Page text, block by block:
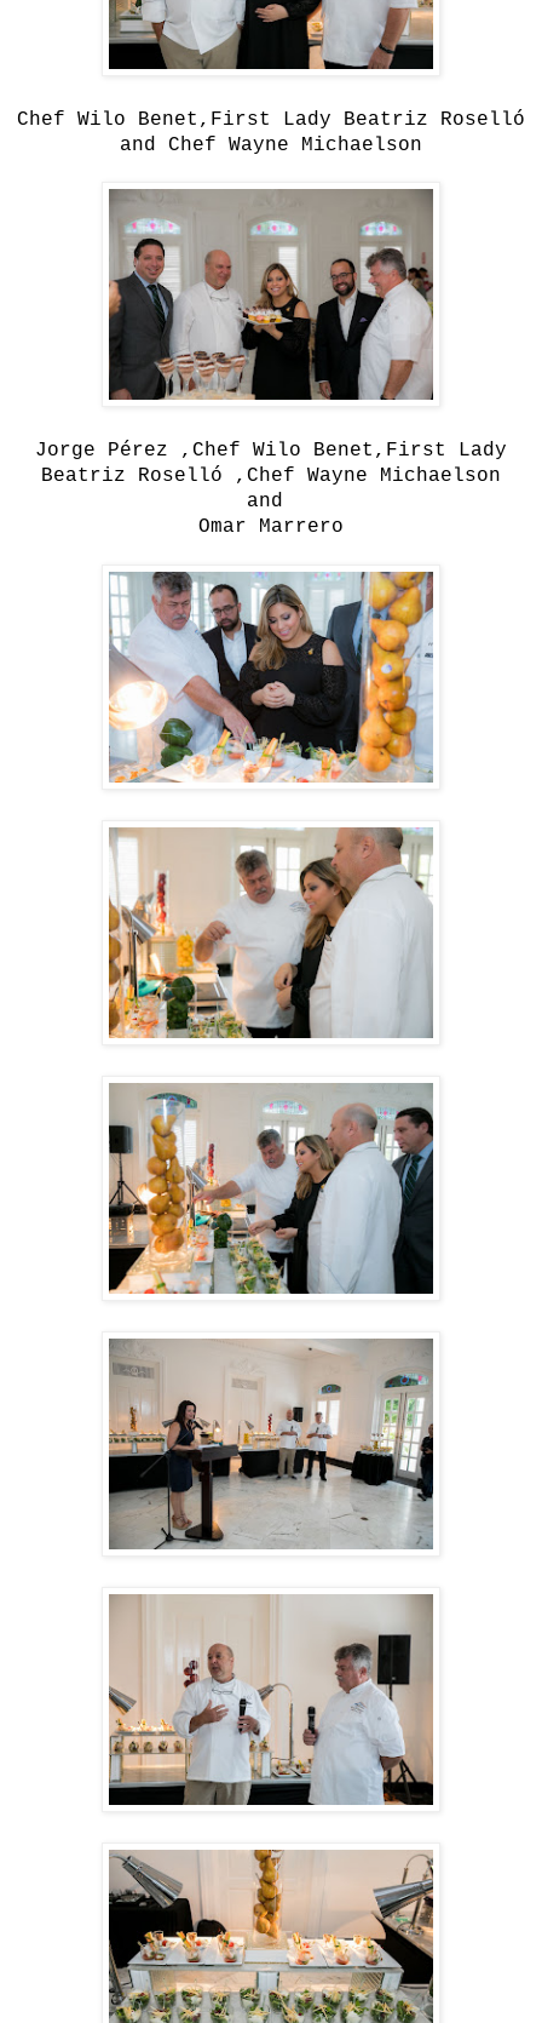
Chef Wilo Benet,First Lady Beatriz Roselló
and Chef Wayne Michaelson
Jorge Pérez ,Chef Wilo Benet,First Lady
Beatriz Roselló ,Chef Wayne Michaelson
and
Omar Marrero